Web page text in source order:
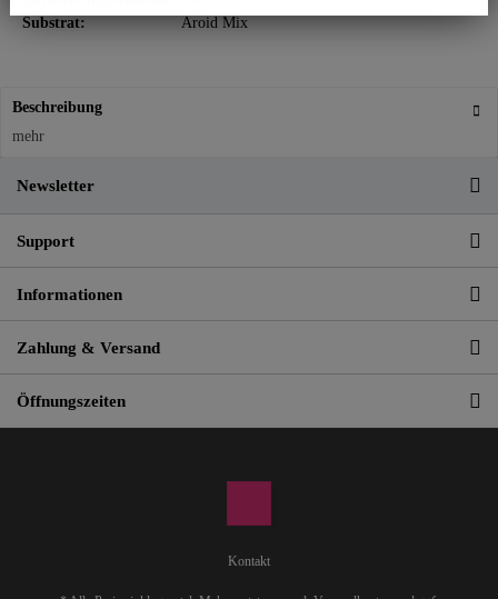
Substrat:
Aroid Mix
Beschreibung
mehr
Newsletter
Support
Informationen
Zahlung & Versand
Öffnungszeiten
Kontakt